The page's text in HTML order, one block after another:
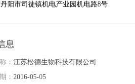
阳市司徒镇机电产业园机电路8号
息
： 江苏松德生物科技有限公司
： 2016-05-05